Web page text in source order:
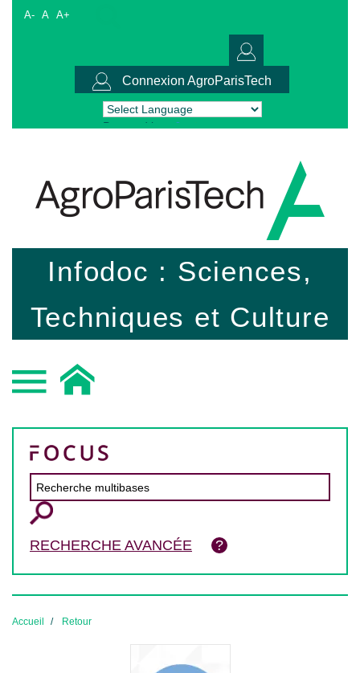
A- A A+
Connexion AgroParisTech
Powered by Translate
Infodoc : Sciences,
Techniques et Culture
RECHERCHE AVANCÉE
Accueil Retour